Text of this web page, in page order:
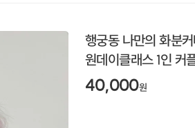
행궁동 나만의 화분
원데이클래스 1인 커
40,000원